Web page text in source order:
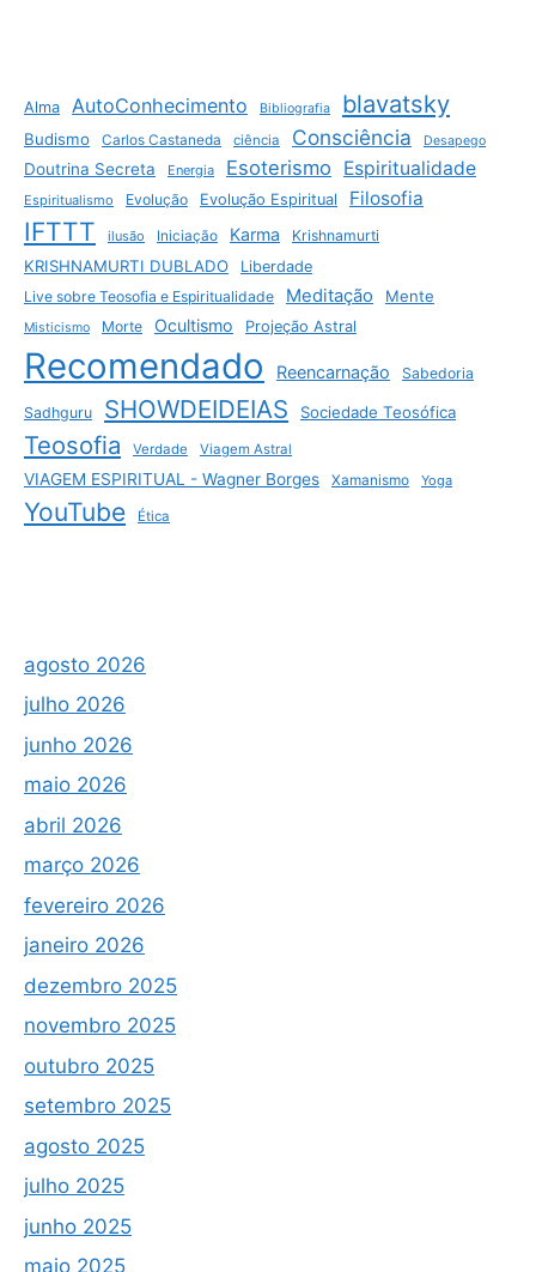
Alma AutoConhecimento Bibliografia blavatsky
Budismo Carlos Castaneda ciência Consciência Desapego
Doutrina Secreta Energia Esoterismo Espiritualidade
Espiritualismo Evolução Evolução Espiritual Filosofia
IFTTT ilusão Iniciação Karma Krishnamurti
KRISHNAMURTI DUBLADO
Liberdade
Live sobre Teosofia e Espiritualidade
Meditação Mente
Misticismo Morte Ocultismo Projeção Astral
Recomendado Reencarnação Sabedoria
Sadhguru SHOWDEIDEIAS Sociedade Teosófica
Teosofia Verdade Viagem Astral
VIAGEM ESPIRITUAL - Wagner Borges Xamanismo Yoga
YouTube Ética
agosto 2026
julho 2026
junho 2026
maio 2026
abril 2026
março 2026
fevereiro 2026
janeiro 2026
dezembro 2025
novembro 2025
outubro 2025
setembro 2025
agosto 2025
julho 2025
junho 2025
maio 2025